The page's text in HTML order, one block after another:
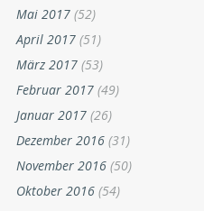
Mai 2017 (52)
April 2017 (51)
März 2017 (53)
Februar 2017 (49)
Januar 2017 (26)
Dezember 2016 (31)
November 2016 (50)
Oktober 2016 (54)